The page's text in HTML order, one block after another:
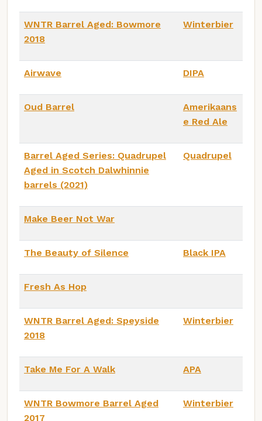
WNTR Barrel Aged: Bowmore
2018
Winterbier
Airwave DIPA
Oud Barrel
Amerikaans
e Red Ale
Barrel Aged Series: Quadrupel
Aged in Scotch Dalwhinnie
barrels (2021)
Quadrupel
Make Beer Not War
The Beauty of Silence Black IPA
Fresh As Hop
WNTR Barrel Aged: Speyside
2018
Winterbier
Take Me For A Walk APA
WNTR Bowmore Barrel Aged
2017
Winterbier